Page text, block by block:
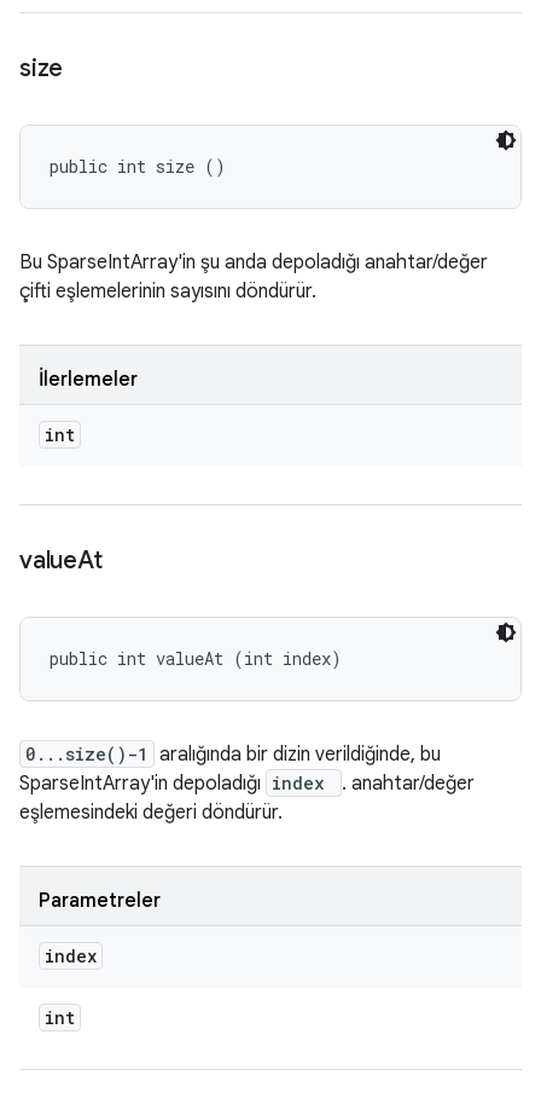
size
public int size ()
Bu SparseIntArray'in şu anda depoladığı anahtar/değer
çifti eşlemelerinin sayısını döndürür.
İlerlemeler
int
valueAt
public int valueAt (int index)
0...size()-1
aralığında bir dizin verildiğinde, bu
SparseIntArray'in depoladığı index
. anahtar/değer
eşlemesindeki değeri döndürür.
Parametreler
index
int